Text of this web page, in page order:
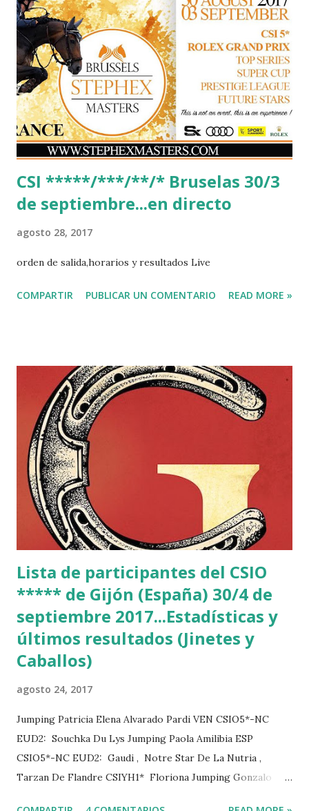
floreciente ruta de los concursos hípicos asturianos. Con la
llegada del CSIO, el escenario cambió. Las normas FEI,
junto con la forma de aplicarlas, lo hicieron intratable y el
ambiente del “internacional” cambió. El gigante, lleno de
soberbia y complejo aldeanista, sólo deseaba lo extranjero
y lejano, despreciando lo suyo y cercano. Tampoco hubo
suerte con los políticos municipales y dirigentes
federativos,...
CSI *****/***/**/* Bruselas 30/3
de septiembre...en directo
agosto 28, 2017
orden de salida,horarios y resultados Live
COMPARTIR PUBLICAR UN COMENTARIO READ MORE »
Lista de participantes del CSIO
***** de Gijón (España) 30/4 de
septiembre 2017...Estadísticas y
últimos resultados (Jinetes y
Caballos)
agosto 24, 2017
Jumping Patricia Elena Alvarado Pardi VEN CSIO5*-NC
EUD2: Souchka Du Lys Jumping Paola Amilibia ESP
CSIO5*-NC EUD2: Gaudi , Notre Star De La Nutria ,
Tarzan De Flandre CSIYH1* Floriona Jumping Gonzalo